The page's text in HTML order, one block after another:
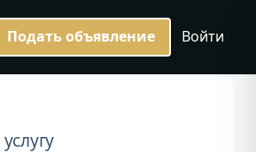
Подать объявление Войти
услугу